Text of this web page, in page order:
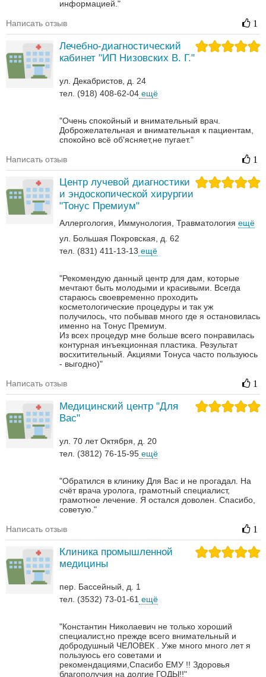
информацией."
Написать отзыв 1
Лечебно-диагностический
кабинет "ИП Низовских В. Г."
ул. Декабристов, д. 24
тел. (918) 408-62-04 ещё
"Очень спокойный и внимательный врач.
Доброжелательная и внимательная к пациентам,
спокойно всё об'ясняет,не пугает."
Написать отзыв 1
Центр лучевой диагностики
и эндоскопической хирургии
"Тонус Премиум"
Аллергология Иммунология Травматология ещё
ул. Большая Покровская, д. 62
тел. (831) 411-13-13 ещё
"Рекомендую данный центр для дам, которые
мечтают быть молодыми и красивыми. Всегда
стараюсь своевременно проходить
косметологические процедуры и так уж
получилось, что побывав много где я остановилась
именно на Тонус Премиум.
Из всех процедур мне больше всего понравилась
контурная инъекционная пластика. Результат
восхитительный. Акциями Тонуса часто пользуюсь
- выгодно)"
Написать отзыв 1
Медицинский центр "Для
Вас"
ул. 70 лет Октября, д. 20
тел. (3812) 76-15-95 ещё
"Обратился в клинику Для Вас и не прогадал. На
счёт врача уролога, грамотный специалист,
грамотное лечение. Я остался доволен. Спасибо,
советую."
Написать отзыв 1
Клиника промышленной
медицины
пер. Бассейный, д. 1
тел. (3532) 73-01-61 ещё
"Константин Николаевич не только хороший
специалист,но прежде всего внимательный и
добродушный ЧЕЛОВЕК . Уже много много лет я
пользуюсь его советами и
рекомендациями,Спасибо ЕМУ !! Здоровья
благополучия на долгие ГОДЫ!!"